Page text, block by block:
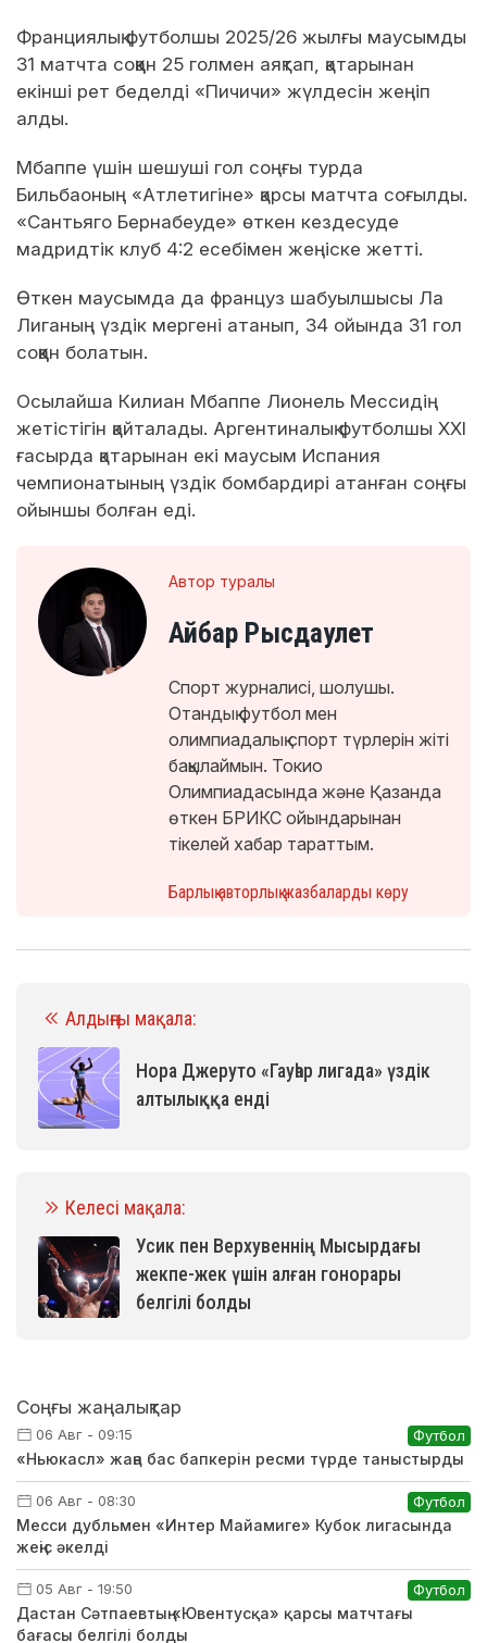
Франциялық футболшы 2025/26 жылғы маусымды
31 матчта соққан 25 голмен аяқтап, қатарынан
екінші рет беделді «Пичичи» жүлдесін жеңіп
алды.
Мбаппе үшін шешуші гол соңғы турда
Бильбаоның «Атлетигіне» қарсы матчта соғылды.
«Сантьяго Бернабеуде» өткен кездесуде
мадридтік клуб 4:2 есебімен жеңіске жетті.
Өткен маусымда да француз шабуылшысы Ла
Лиганың үздік мергені атанып, 34 ойында 31 гол
соққан болатын.
Осылайша Килиан Мбаппе Лионель Мессидің
жетістігін қайталады. Аргентиналық футболшы XXI
ғасырда қатарынан екі маусым Испания
чемпионатының үздік бомбардирі атанған соңғы
ойыншы болған еді.
Автор туралы
Айбар Рысдаулет
Спорт журналисі, шолушы.
Отандық футбол мен
олимпиадалық спорт түрлерін жіті
бақылаймын. Токио
Олимпиадасында және Қазанда
өткен БРИКС ойындарынан
тікелей хабар тараттым.
Барлық авторлық жазбаларды көру
Алдыңғы мақала:
Нора Джеруто «Гауһар лигада» үздік
алтылыққа енді
Келесі мақала:
Усик пен Верхувеннің Мысырдағы
жекпе-жек үшін алған гонорары
белгілі болды
Соңғы жаңалықтар
06 Авг - 09:15 Футбол
«Ньюкасл» жаңа бас бапкерін ресми түрде таныстырды
06 Авг - 08:30 Футбол
Месси дубльмен «Интер Майамиге» Кубок лигасында
жеңіс әкелді
05 Авг - 19:50 Футбол
Дастан Сәтпаевтың «Ювентусқа» қарсы матчтағы
бағасы белгілі болды